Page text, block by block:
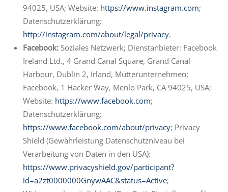
94025, USA; Website: https://www.instagram.com;
Datenschutzerklärung:
http://instagram.com/about/legal/privacy.
Facebook: Soziales Netzwerk; Dienstanbieter: Facebook
Ireland Ltd., 4 Grand Canal Square, Grand Canal
Harbour, Dublin 2, Irland, Mutterunternehmen:
Facebook, 1 Hacker Way, Menlo Park, CA 94025, USA;
Website: https://www.facebook.com;
Datenschutzerklärung:
https://www.facebook.com/about/privacy; Privacy
Shield (Gewährleistung Datenschutzniveau bei
Verarbeitung von Daten in den USA):
https://www.privacyshield.gov/participant?
id=a2zt0000000GnywAAC&status=Active;